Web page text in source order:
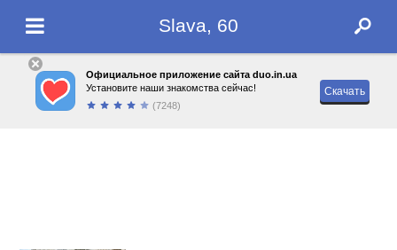
Slava, 60
Официальное приложение сайта duo.in.ua
Установите наши знакомства сейчас!
(7248)
Скачать